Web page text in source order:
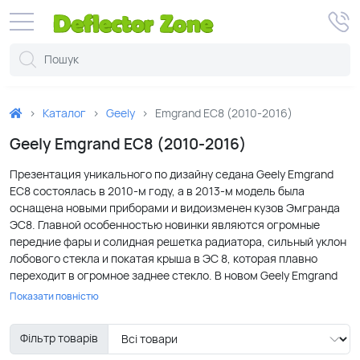
Каталог Geely Emgrand EC8 (2010-2016)
Geely Emgrand EC8 (2010-2016)
Презентация уникального по дизайну седана Geely Emgrand
EC8 состоялась в 2010-м году, а в 2013-м модель была
оснащена новыми приборами и видоизменен кузов Эмгранда
ЭС8. Главной особенностью новинки являются огромные
передние фары и солидная решетка радиатора, сильный уклон
лобового стекла и покатая крыша в ЭС 8, которая плавно
переходит в огромное заднее стекло. В новом Geely Emgrand
по сравнению с первым EC8 был установлен экономичный
Внушительные размеры кузова и превосходная система
безопасности Джили Эмгранд ЭС8, просторный салон изнутри
Показати повністю
Фільтр товарів